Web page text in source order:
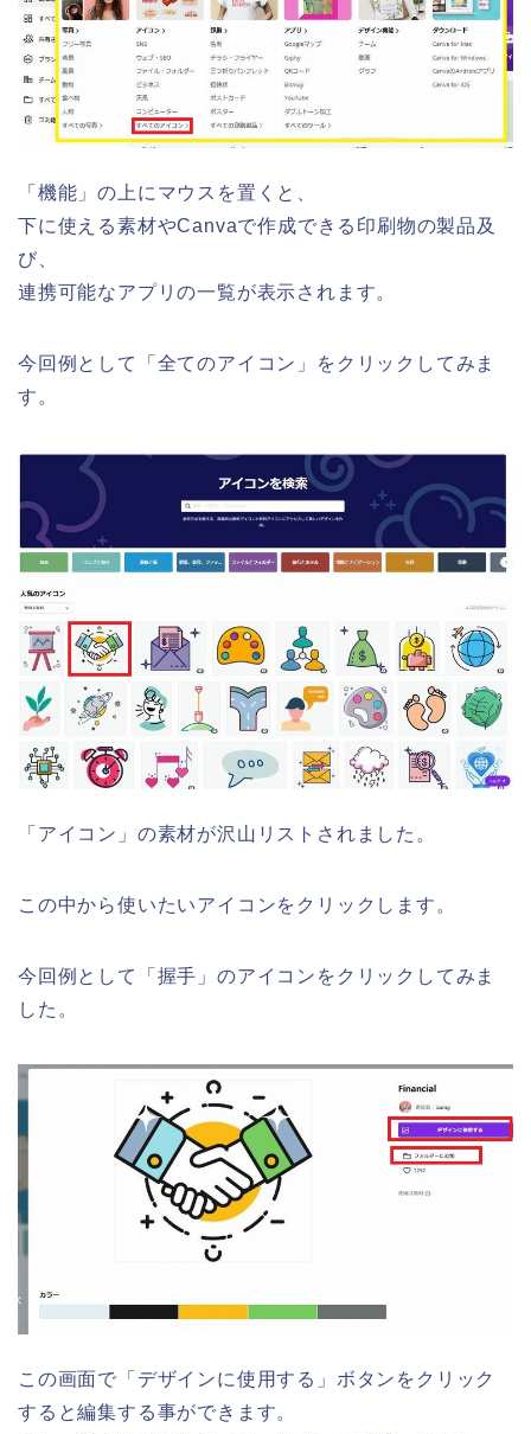
「機能」の上にマウスを置くと、
下に使える素材やCanvaで作成できる印刷物の製品及
び、
連携可能なアプリの一覧が表示されます。
今回例として「全てのアイコン」をクリックしてみま
す。
「アイコン」の素材が沢山リストされました。
この中から使いたいアイコンをクリックします。
今回例として「握手」のアイコンをクリックしてみま
した。
この画面で「デザインに使用する」ボタンをクリック
すると編集する事ができます。